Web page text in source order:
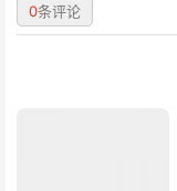
0条评论